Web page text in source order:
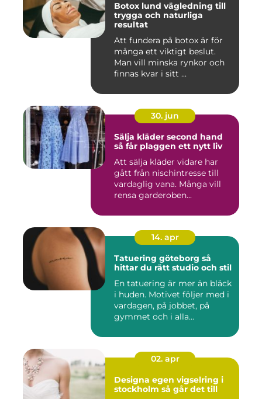
Botox lund vägledning till
trygga och naturliga
resultat
Att fundera på botox är för
många ett viktigt beslut.
Man vill minska rynkor och
finnas kvar i sitt ...
30. jun
Sälja kläder second hand
så får plaggen ett nytt liv
Att sälja kläder vidare har
gått från nischintresse till
vardaglig vana. Många vill
rensa garderoben...
14. apr
Tatuering göteborg så
hittar du rätt studio och stil
En tatuering är mer än bläck
i huden. Motivet följer med i
vardagen, på jobbet, på
gymmet och i alla...
02. apr
Designa egen vigselring i
stockholm så går det till